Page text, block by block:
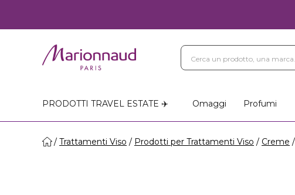
PRODOTTI TRAVEL ESTATE ✈️ Omaggi Profumi
Trattamenti Viso Prodotti per Trattamenti Viso Creme